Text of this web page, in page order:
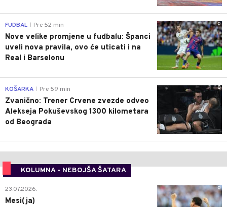
0
FUDBAL Pre 52 min
Nove velike promjene u fudbalu: Španci
uveli nova pravila, ovo će uticati i na
Real i Barselonu
0
KOŠARKA Pre 59 min
Zvanično: Trener Crvene zvezde odveo
Alekseja Pokuševskog 1300 kilometara
od Beograda
KOLUMNA - NEBOJŠA ŠATARA
0
23.07.2026.
Mesi(ja)